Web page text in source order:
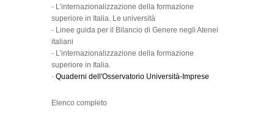
- L’internazionalizzazione della formazione
superiore in Italia. Le università
- Linee guida per il Bilancio di Genere negli Atenei
italiani
- L’internazionalizzazione della formazione
superiore in Italia.
- Quaderni dell'Osservatorio Università-Imprese
Elenco completo